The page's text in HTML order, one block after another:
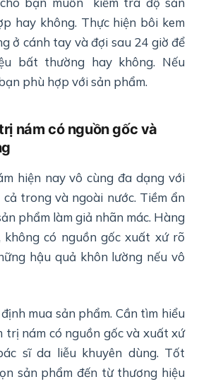
hay không. Thực hiện bôi kem
ở cánh tay và đợi sau 24 giờ để
bất thường hay không. Nếu
phù hợp với sản phẩm.
nám có nguồn gốc và
hiện nay vô cùng đa dạng với
trong và ngoài nước. Tiềm ẩn
phẩm làm giả nhãn mác. Hàng
không có nguồn gốc xuất xứ rõ
hậu quả khôn lường nếu vô
mua sản phẩm. Cần tìm hiểu
trị nám có nguồn gốc và xuất xứ
sĩ da liễu khuyên dùng. Tốt
sản phẩm đến từ thương hiệu